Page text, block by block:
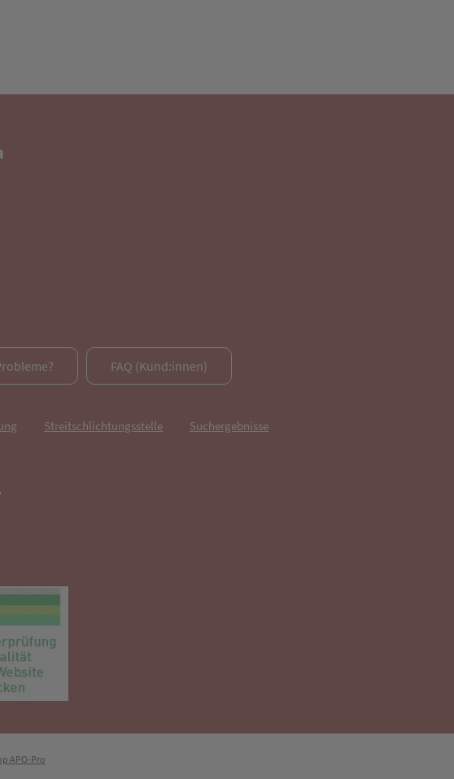
FAQ (Kund:innen)
Streitschlichtungsstelle Suchergebnisse
APO-Pro